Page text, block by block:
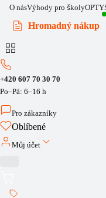
O násVýhody pro školy
Hromadný nákup
+420 607 70 30 70
Po–Pá: 6–16 h
Pro zákazníky
Oblíbené
Můj účet